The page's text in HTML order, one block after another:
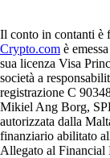
Il conto in contanti è
Crypto.com è
sua licenza Visa
società a
registrazione C
Mikiel Ang Borg,
autorizzata dalla
finanziario abilitato
Allegato al Financial